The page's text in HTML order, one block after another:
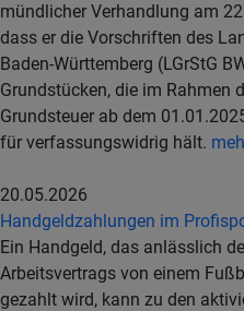
mündlicher Verhandlung am
dass er die Vorschriften des
Baden-Württemberg (LGrStG
Grundstücken, die im Rahmen
Grundsteuer ab dem
für verfassungswidrig hält.
20.05.2026
Handgeldzahlungen im
Ein Handgeld, das anlässlich
Arbeitsvertrags von einem
gezahlt wird, kann zu den